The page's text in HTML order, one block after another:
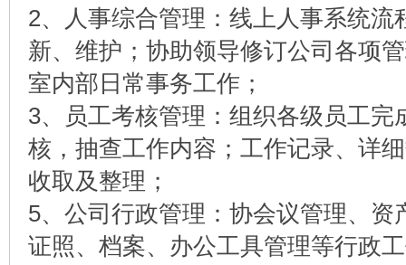
2、人事综合管理：线上人事系统流
新、维护；协助领导修订公司各项
室内部日常事务工作；
3、员工考核管理：组织各级员工完
核，抽查工作内容；工作记录、详
收取及整理；
5、公司行政管理：协会议管理、资
证照、档案、办公工具管理等行政